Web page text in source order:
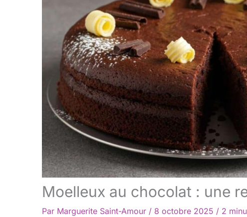
Moelleux au chocolat : une
Par Marguerite Saint-Amour / 8 octobre 2025 / 2